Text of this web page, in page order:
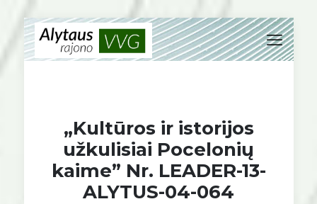
„Kultūros ir istorijos
užkulisiai Pocelonių
kaime” Nr. LEADER-13-
ALYTUS-04-064